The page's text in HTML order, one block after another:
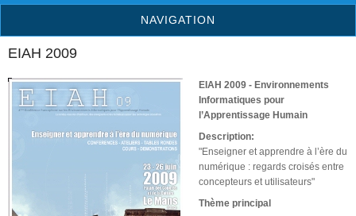
NAVIGATION
EIAH 2009
EIAH 2009 - Environnements
Informatiques pour
l’Apprentissage Humain
Description:
"Enseigner et apprendre à l’ère du
numérique : regards croisés entre
concepteurs et utilisateurs"
Thème principal